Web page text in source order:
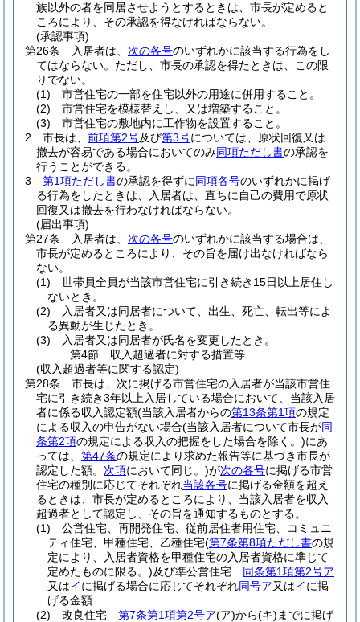
族以外の者を同居させようとするときは、市長が定めると
ころにより、その承認を得なければならない。
(承認事項)
第26条
入居者は、 次の各号のいずれかに該当する行為をし
てはならない。 ただし、市長の承認を得たときは、この限
りでない。
(1)
市営住宅の一部を住宅以外の用途に併用すること。
(2)
市営住宅を模様替えし、又は増築すること。
(3)
市営住宅の敷地内に工作物を設置すること。
2
市長は、 前項第2号及び第3号については、原状回復又は
撤去が容易である場合においてのみ同項ただし書の承認を
行うことができる。
3
第1項ただし書の承認を得ずに同項各号のいずれかに掲げ
る行為をしたときは、入居者は、直ちに自己の費用で原状
回復又は撤去を行わなければならない。
(届出事項)
第27条
入居者は、 次の各号のいずれかに該当する場合は、
市長が定めるところにより、その旨を届け出なければなら
ない。
(1)
世帯員全員が当該市営住宅に引き続き15日以上居住し
ないとき。
(2)
入居者又は同居者について、出生、死亡、転出等によ
る異動が生じたとき。
(3)
入居者又は同居者が氏名を変更したとき。
第4節
収入超過者に対する措置等
(収入超過者等に関する認定)
第28条
市長は、次に掲げる市営住宅の入居者が当該市営住
宅に引き続き3年以上入居している場合において、当該入居
者に係る収入認定額(当該入居者からの第13条第1項の規定
による収入の申告がない場合(当該入居者について市長が同
条第2項の規定による収入の把握をした場合を除く。)にあ
っては、 第47条の規定により求めた報告等に基づき市長が
認定した額。 次項において同じ。)が次の各号に掲げる市営
住宅の種別に応じてそれぞれ当該各号に掲げる金額を超え
るときは、市長が定めるところにより、当該入居者を収入
超過者として認定し、その旨を通知するものとする。
(1)
公営住宅、再開発住宅、従前居住者用住宅、コミュニ
ティ住宅、甲種住宅、乙種住宅(第7条第8項ただし書の規
定により、入居者資格を甲種住宅の入居者資格に準じて
定めたものに限る。)及び準公営住宅 同条第1項第2号ア
又はイに掲げる場合に応じてそれぞれ同号ア又はイに掲
げる金額
(2)
改良住宅 第7条第1項第2号ア(ア)から(キ) までに掲げ